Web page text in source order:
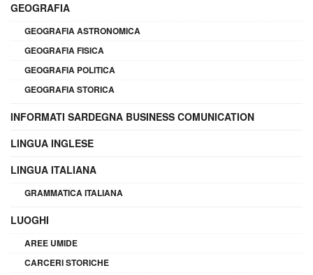
GEOGRAFIA
GEOGRAFIA ASTRONOMICA
GEOGRAFIA FISICA
GEOGRAFIA POLITICA
GEOGRAFIA STORICA
INFORMATI SARDEGNA BUSINESS COMUNICATION
LINGUA INGLESE
LINGUA ITALIANA
GRAMMATICA ITALIANA
LUOGHI
AREE UMIDE
CARCERI STORICHE